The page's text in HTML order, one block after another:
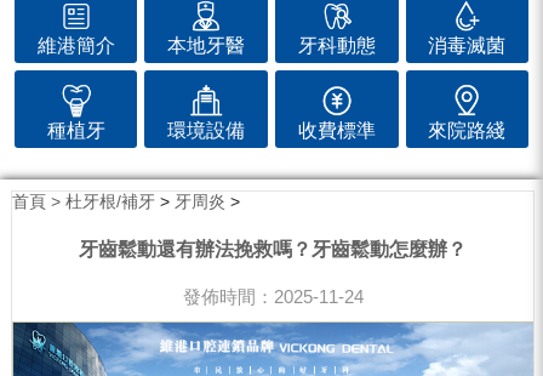
維港簡介 本地牙醫 牙科動態 消毒滅菌
種植牙 環境設備 收費標準 來院路綫
首頁 > 杜牙根/補牙> 牙周炎 >
牙齒鬆動還有辦法挽救嗎？牙齒鬆動怎麼辦？
發佈時間：2025-11-24